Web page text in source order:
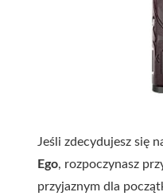
Jeśli zdecydujesz się
Ego, rozpoczynasz
przyjaznym dla